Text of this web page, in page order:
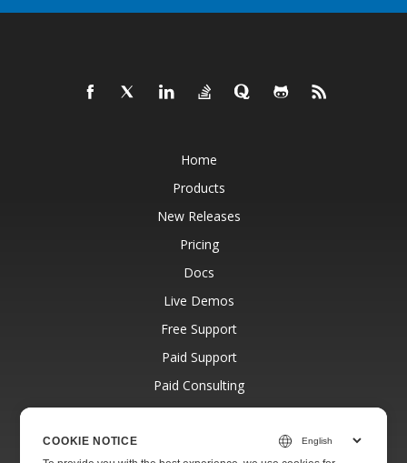
Home
Products
New Releases
Pricing
Docs
Live Demos
Free Support
Paid Support
Paid Consulting
Blog
COOKIE NOTICE